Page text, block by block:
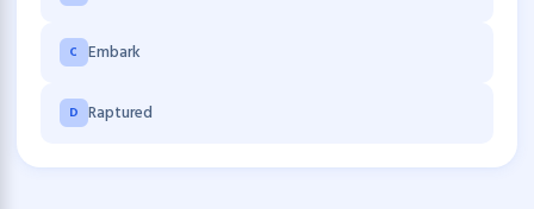
C Embark
D Raptured